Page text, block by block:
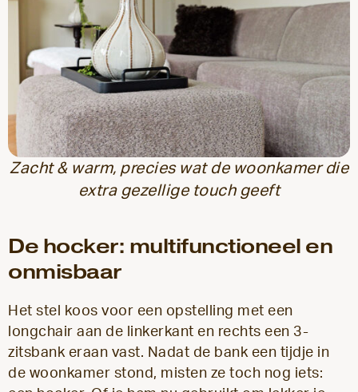
Zacht & warm, precies wat de woonkamer die
extra gezellige touch geeft
De hocker: multifunctioneel en
onmisbaar
Het stel koos voor een opstelling met een
longchair aan de linkerkant en rechts een 3-
zitsbank eraan vast. Nadat de bank een tijdje in
de woonkamer stond, misten ze toch nog iets: